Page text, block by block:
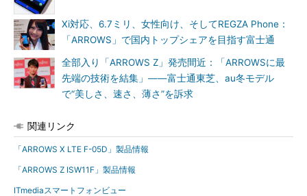
Xi対応、6.7ミリ、女性向け、そしてREGZA Phone：
「ARROWS」で国内トップシェアを目指す富士通
全部入り「ARROWS Z」発売間近：「ARROWSに最
先端の技術を結集」――富士通東芝、au冬モデル
で“美しさ、速さ、薄さ”を訴求
関連リンク
「ARROWS X LTE F-05D」製品情報
「ARROWS Z ISW11F」製品情報
ITmediaスマートフォンビュー